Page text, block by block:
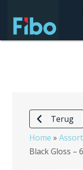
naar
Terug
Home »
Black Gloss –